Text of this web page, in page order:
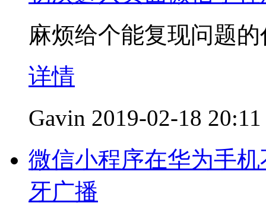
麻烦给个能复现问题
详情
Gavin 2019-02-18 20:11
微信小程序在华为手
牙广播